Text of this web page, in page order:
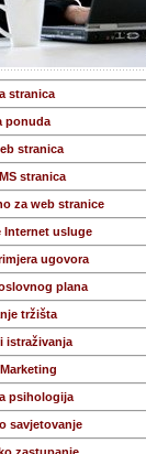
stranica
ponuda
stranica
stranica
za web stranice
Internet usluge
ugovora
plana
tržišta
istraživanja
psihologija
savjetovanje